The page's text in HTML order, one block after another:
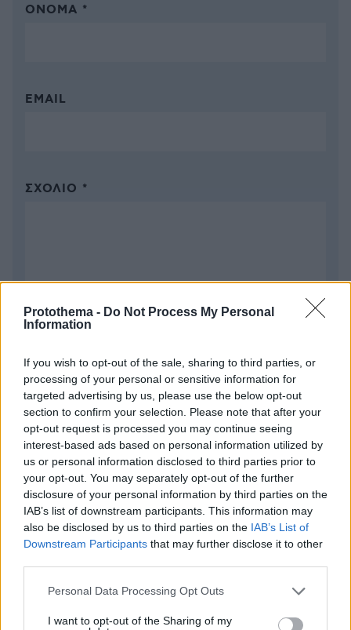
Protothema - Do Not Process My Personal
Information
If you wish to opt-out of the sale, sharing to third parties, or
processing of your personal or sensitive information for
targeted advertising by us, please use the below opt-out
section to confirm your selection. Please note that after your
opt-out request is processed you may continue seeing
interest-based ads based on personal information utilized by
us or personal information disclosed to third parties prior to
your opt-out. You may separately opt-out of the further
disclosure of your personal information by third parties on the
IAB’s list of downstream participants. This information may
also be disclosed by us to third parties on the IAB’s List of
Downstream Participants that may further disclose it to other
Please note that this website/app uses one or more Google
not limited to your visit or usage behaviour. You may click to
Personal Data Processing Opt Outs
I want to opt-out of the Sharing of my
ΌΝΟΜΑ *
EMAIL
ΣΧΌΛΙΟ *
* Υποχρεωτικά πεδία
ΡΟΗ ΕΙΔΗΣΕΩΝ
Ειδήσεις Δημοφιλή Σχολιασμένα
Βανδάλισαν εκκλησάκι στον Σαρωνικό, προκάλεσαν